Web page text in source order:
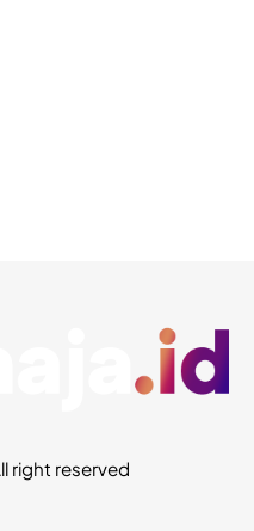
right reserved